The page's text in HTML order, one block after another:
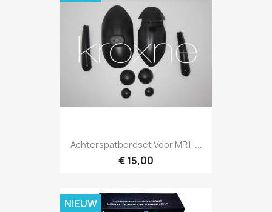
Achterspatbordset Voor MR1-...
€ 15,00
NIEUW